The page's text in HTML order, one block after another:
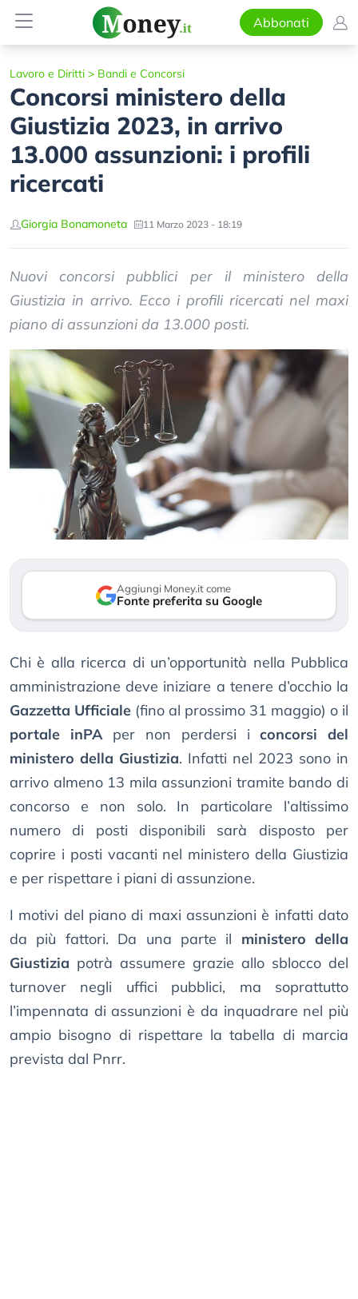
Abbonati
Lavoro e Diritti > Bandi e Concorsi
Concorsi ministero della
Giustizia 2023, in arrivo
13.000 assunzioni: i profili
ricercati
Giorgia Bonamoneta 11 Marzo 2023 - 18:19
Nuovi concorsi pubblici per il ministero della
Giustizia in arrivo. Ecco i profili ricercati nel maxi
piano di assunzioni da 13.000 posti.
Aggiungi Money.it come
Fonte preferita su Google
Chi è alla ricerca di un’opportunità nella Pubblica
amministrazione deve iniziare a tenere d’occhio la
Gazzetta Ufficiale (fino al prossimo 31 maggio) o il
portale inPAper non perdersi iconcorsi del
ministero della Giustizia. Infatti nel 2023 sono in
arrivo almeno 13 mila assunzioni tramite bando di
concorso e non solo. In particolare l’altissimo
numero di posti disponibili sarà disposto per
coprire i posti vacanti nel ministero della Giustizia
e per rispettare i piani di assunzione.
I motivi del piano di maxi assunzioni è infatti dato
da più fattori. Da una parte il ministero della
Giustizia potrà assumere grazie allo sblocco del
turnover negli uffici pubblici, ma soprattutto
l’impennata di assunzioni è da inquadrare nel più
ampio bisogno di rispettare la tabella di marcia
prevista dal Pnrr.